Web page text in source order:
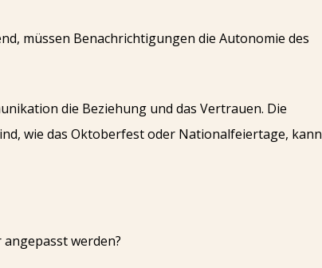
müssen Benachrichtigungen die Autonomie des
die Beziehung und das Vertrauen. Die
wie das Oktoberfest oder Nationalfeiertage, kann
werden?